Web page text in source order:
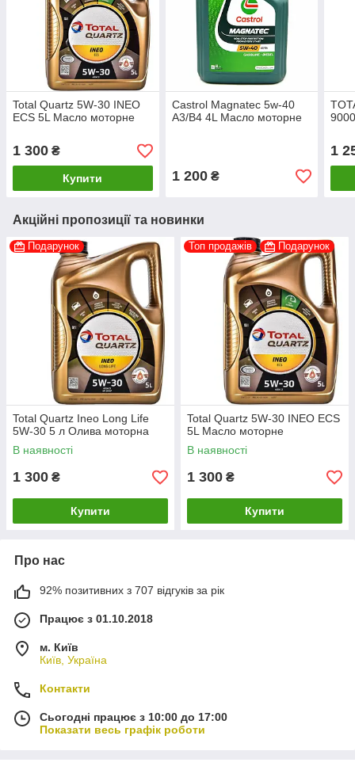
Total Quartz 5W-30 INEO
ECS 5L Масло моторне
1 300 ₴
Купити
Castrol Magnatec 5w-40
A3/B4 4L Масло моторне
1 200₴
1
Акційні пропозиції та новинки
Подарунок
Total Quartz Ineo Long Life
5W-30 5 л Олива моторна
В наявності
1 300 ₴
Купити
Топ продажів Подарунок
Total Quartz 5W-30 INEO ECS
5L Масло моторне
В наявності
1 300 ₴
Купити
Про нас
92% позитивних з 707 відгуків за рік
Працює з 01.10.2018
м. Київ
Київ, Україна
Контакти
Сьогодні працює з 10:00 до 17:00
Показати весь графік роботи